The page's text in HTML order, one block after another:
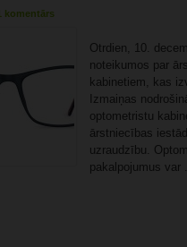
komentārs
Otrdien, 10.
noteikumos par
kabinetiem, kas
Izmaiņas
optometristu
ārstniecības
uzraudzību.
pakalpojumus var